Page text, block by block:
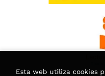
Esta web utiliza cookies